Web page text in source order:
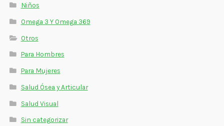
Niños
Omega 3 Y Omega 369
Otros
Para Hombres
Para Mujeres
Salud Ósea y Articular
Salud Visual
Sin categorizar